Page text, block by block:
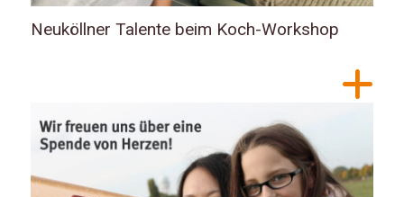
Neuköllner Talente beim Koch-Workshop